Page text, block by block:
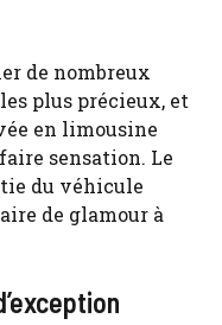
de nombreux
plus précieux, et
en limousine
sensation. Le
du véhicule
de glamour à